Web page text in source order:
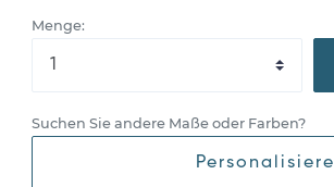
Menge:
Suchen Sie andere Maße oder Farben?